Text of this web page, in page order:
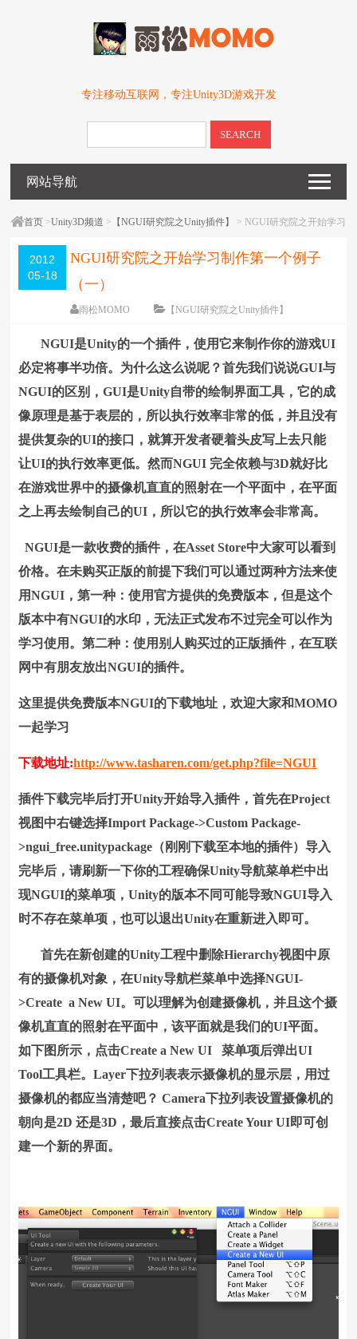
专注移动互联网，专注Unity3D游戏开发
SEARCH
网站导航
首页 >Unity3D频道 > 【NGUI研究院之Unity插件】
> NGUI研究院之开始学习
2012
05-18
NGUI研究院之开始学习制作第一个例子
（一）
雨松MOMO
【NGUI研究院之Unity插件】
编辑日期： 2013-03-06 字体：大中小
NGUI是Unity的一个插件，使用它来制作你的游戏UI
必定将事半功倍。为什么这么说呢？首先我们说说GUI与
NGUI的区别，GUI是Unity自带的绘制界面工具，它的成
像原理是基于表层的，所以执行效率非常的低，并且没有
提供复杂的UI的接口，就算开发者硬着头皮写上去只能
让UI的执行效率更低。然而NGUI 完全依赖与3D就好比
在游戏世界中的摄像机直直的照射在一个平面中，在平面
之上再去绘制自己的UI，所以它的执行效率会非常高。
NGUI是一款收费的插件，在Asset Store中大家可以看到
价格。在未购买正版的前提下我们可以通过两种方法来使
用NGUI，第一种：使用官方提供的免费版本，但是这个
版本中有NGUI的水印，无法正式发布不过完全可以作为
学习使用。第二种：使用别人购买过的正版插件，在互联
网中有朋友放出NGUI的插件。
这里提供免费版本NGUI的下载地址，欢迎大家和MOMO
一起学习
下载地址:http://www.tasharen.com/get.php?file=NGUI
插件下载完毕后打开Unity开始导入插件，首先在Project
视图中右键选择Import Package->Custom Package-
>ngui_free.unitypackage（刚刚下载至本地的插件）导入
完毕后，请刷新一下你的工程确保Unity导航菜单栏中出
现NGUI的菜单项，Unity的版本不同可能导致NGUI导入
时不存在菜单项，也可以退出Unity在重新进入即可。
首先在新创建的Unity工程中删除Hierarchy视图中原
有的摄像机对象，在Unity导航栏菜单中选择NGUI-
>Create a New UI。可以理解为创建摄像机，并且这个摄
像机直直的照射在平面中，该平面就是我们的UI平面。
如下图所示，点击Create a New UI 菜单项后弹出UI
Tool工具栏。Layer下拉列表表示摄像机的显示层，用过
摄像机的都应当清楚吧？ Camera下拉列表设置摄像机的
朝向是2D 还是3D，最后直接点击Create Your UI即可创
建一个新的界面。